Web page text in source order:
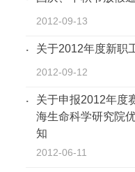
2012-09-13
关于2012年度新职
2012-09-12
关于申报2012年度
海生命科学研究院
知
2012-06-11